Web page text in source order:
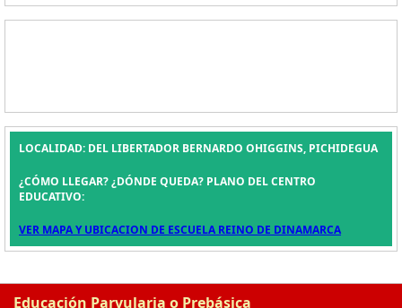
LOCALIDAD: DEL LIBERTADOR BERNARDO OHIGGINS, PICHIDEGUA
¿CÓMO LLEGAR? ¿DÓNDE QUEDA? PLANO DEL CENTRO
EDUCATIVO:
VER MAPA Y UBICACION DE ESCUELA REINO DE DINAMARCA
Educación Parvularia o Prebásica